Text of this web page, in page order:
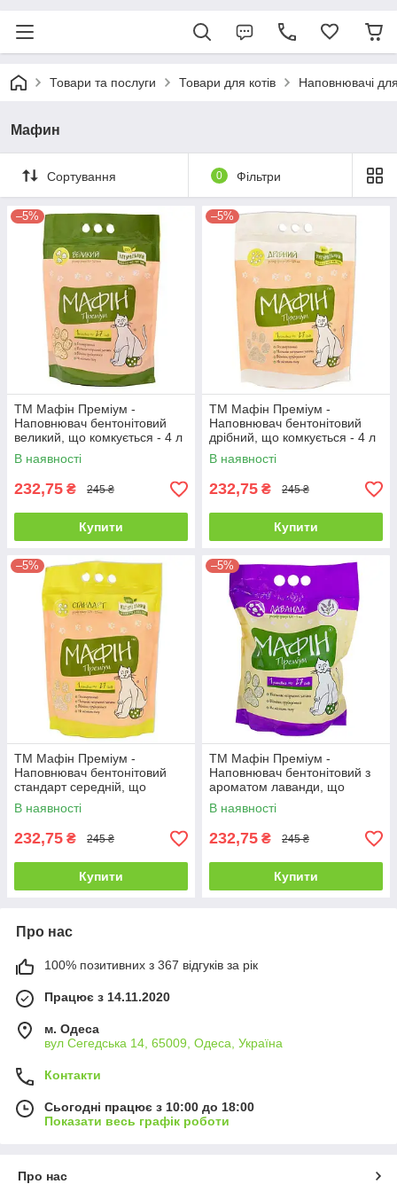
Товари та послуги Товари для котів Наповнювачі
Мафин
Сортування 0 Фільтри
–5%
ТМ Мафін Преміум -
Наповнювач бентонітовий
великий, що комкується - 4 л
(4 кг)
В наявності
232,75 ₴ 245 ₴
Купити
–5%
ТМ Мафін Преміум -
Наповнювач бентонітовий
дрібний, що комкується - 4 л
(4 кг)
В наявності
232,75 ₴ 245 ₴
Купити
–5%
ТМ Мафін Преміум -
Наповнювач бентонітовий
стандарт середній, що
комкується - 4 л (4 кг)
В наявності
232,75 ₴ 245 ₴
Купити
–5%
ТМ Мафін Преміум -
Наповнювач бентонітовий з
ароматом лаванди, що
грудкується - 4 л (4 кг)
В наявності
232,75 ₴ 245 ₴
Купити
Про нас
100% позитивних з 367 відгуків за рік
Працює з 14.11.2020
м. Одеса
вул Сегедська 14, 65009, Одеса, Україна
Контакти
Сьогодні працює з 10:00 до 18:00
Показати весь графік роботи
Про нас